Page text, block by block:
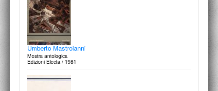
Design Come
progettare il nuovo, n.0, giugno 1993
Edizioni IED / 1993
Umberto Mastroianni
Mostra antologica
Edizioni Electa / 1981